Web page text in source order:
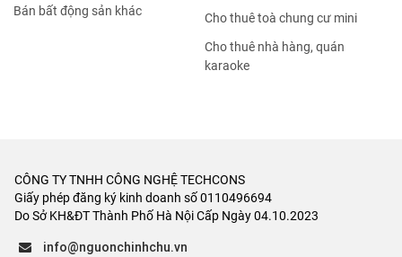
Bán bất động sản khác
Cho thuê toà chung cư mini
Cho thuê nhà hàng, quán
karaoke
CÔNG TY TNHH CÔNG NGHỆ TECHCONS
Giấy phép đăng ký kinh doanh số 0110496694
Do Sở KH&ĐT Thành Phố Hà Nội Cấp Ngày 04.10.2023
info@nguonchinhchu.vn